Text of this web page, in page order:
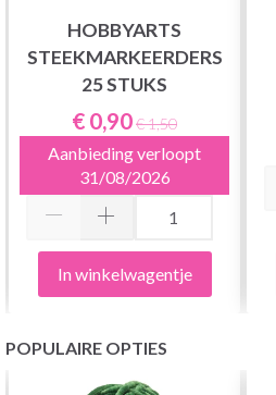
HOBBYARTS
STEEKMARKEERDERS
25 STUKS
€ 0,90€ 1,50
Aanbieding verloopt
31/08/2026
In winkelwagentje
POPULAIRE OPTIES